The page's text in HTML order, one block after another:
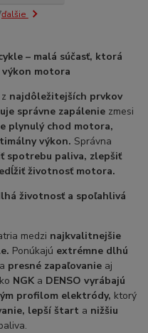
ďalšie
– malá súčasť, ktorá
motora
najdôležitejších prvkov
správne zapáleniezmesi
plynulý chod motora,
výkon. Správna
spotrebu paliva, zlepšiť
životnosť motora.
životnosť a spoľahlivá
medzi najkvalitnejšie
Ponúkajú extrémne dlhú
presné zapaľovanieaj
NGKa DENSO vyrábajú
profilom elektródy, ktorý
lepší štart a nižšiu